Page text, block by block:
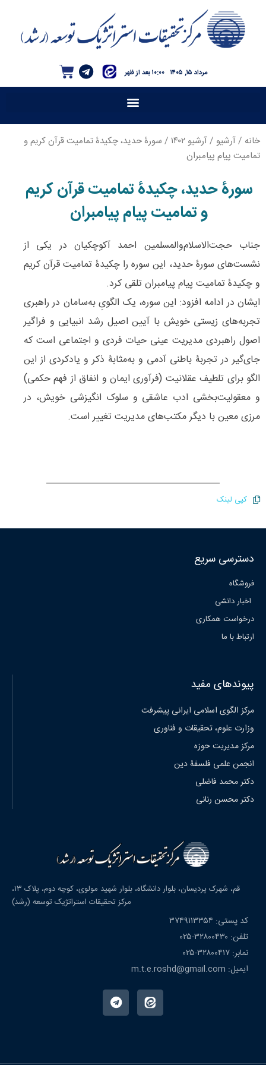
۱۰:۰۰ بعد از ظهر مرداد ۱۵, ۱۴۰۵
خانه /آرشیو /آرشیو ۱۴۰۲
/ سورۀ حدید، چکیدۀ تمامیت قرآن کریم و
تمامیت پیام پیامبران
سورۀ حدید، چکیدۀ تمامیت قرآن کریم
و تمامیت پیام پیامبران
جناب حجت‌الاسلام‌والمسلمین احمد آکوچکیان در یکی از
نشست‌های سورۀ حدید، این سوره را چکیدۀ تمامیت قرآن کریم
و چکیدۀ تمامیت پیام پیامبران تلقی کرد.
ایشان در ادامه افزود: این سوره، یک الگویِ به‌سامان در راهبری
تجربه‌های زیستی خویش با آیین اصیل رشد انبیایی و فراگیر
اصول راهبردی مدیریت عینی حیات فردی و اجتماعی است که
جای‌گیر در تجربۀ باطنی آدمی و به‌مثابۀ ذکر و یادکردی از این
الگو برای تلطیف عقلانیت (فرآوری ایمان و انفاق از فهم حکمی)
و معقولیت‌بخشی ادب عاشقی و سلوک انگیزشی خویش، در
مرزی معین با دیگر مکتب‌های مدیریت تغییر است.
کپی لینک
دسترسی سریع
فروشگاه
اخبار دانشی
درخواست همکاری
ارتباط با ما
پیوندهای مفید
مرکز الگوی اسلامی ایرانی پیشرفت
وزارت علوم، تحقیقات و فناوری
مرکز مدیریت حوزه
انجمن علمی فلسفۀ دین
دکتر محمد فاضلی
دکتر محسن رنانی
قم، شهرک پردیسان، بلوار دانشگاه، بلوار شهید مولوی، کوچه دوم، پلاک ۱۳،
مرکز تحقیقات استراتژیک توسعه (رشد)
کد پستی: ۳۷۴۹۱۱۳۳۵۴
تلفن: ۳۲۸۰۰۴۳۰-۰۲۵
نمابر: ۳۲۸۰۰۴۱۷-۰۲۵
ایمیل: m.t.e.roshd@gmail.com